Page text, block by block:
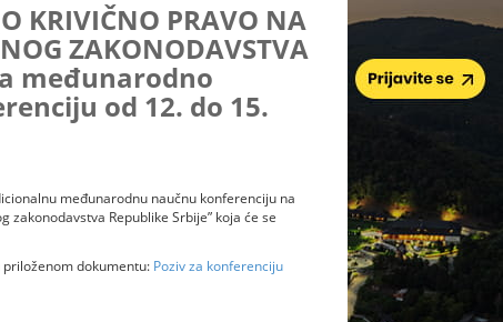
KRIVIČNO PRAVO NA
ZAKONODAVSTVA
međunarodno
od 12. do 15.
međunarodnu naučnu konferenciju na
Republike Srbije” koja će se
dokumentu: Poziv za konferenciju